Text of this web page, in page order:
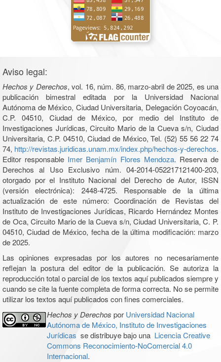
Aviso legal:
Hechos y Derechos, vol. 16, núm. 86, marzo-abril de 2025, es una
publicación bimestral editada por la Universidad Nacional
Autónoma de México, Ciudad Universitaria, Delegación Coyoacán,
C.P. 04510, Ciudad de México, por medio del Instituto de
Investigaciones Jurídicas, Circuito Mario de la Cueva s/n, Ciudad
Universitaria, C.P. 04510, Ciudad de México, Tel. (52) 55 56 22 74
74, http://revistas.juridicas.unam.mx/index.php/hechos-y-derechos.
Editor responsable Imer Benjamín Flores Mendoza. Reserva de
Derechos al Uso Exclusivo núm. 04-2014-052217121400-203,
otorgado por el Instituto Nacional del Derecho de Autor, ISSN
(versión electrónica): 2448-4725. Responsable de la última
actualización de este número: Coordinación de Revistas del
Instituto de Investigaciones Jurídicas, Ricardo Hernández Montes
de Oca, Circuito Mario de la Cueva s/n, Ciudad Universitaria, C. P.
04510, Ciudad de México, fecha de la última modificación: marzo
de 2025.
Las opiniones expresadas por los autores no necesariamente
reflejan la postura del editor de la publicación. Se autoriza la
reproducción total o parcial de los textos aquí publicados siempre y
cuando se cite la fuente completa de forma correcta. No se permite
utilizar los textos aquí publicados con fines comerciales.
Hechos y Derechos por Universidad Nacional
Autónoma de México, Instituto de Investigaciones
Jurídicas se distribuye bajo una Licencia Creative
Commons Reconocimiento-NoComercial 4.0
Internacional.